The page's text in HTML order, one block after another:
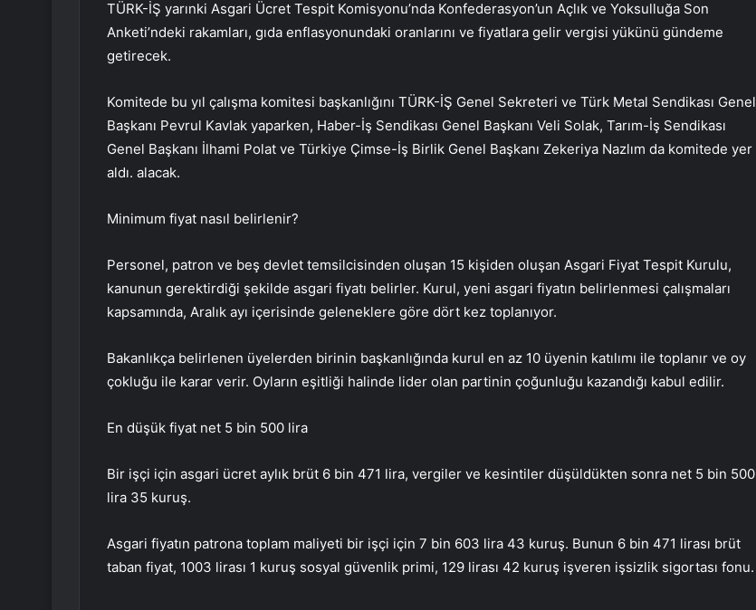
TÜRK-İŞ yarınki Asgari Ücret Tespit Komisyonu’nda Konfederasyon’un Açlık ve Yoksulluğa Son
Anketi’ndeki rakamları, gıda enflasyonundaki oranlarını ve fiyatlara gelir vergisi yükünü gündeme
getirecek.
Komitede bu yıl çalışma komitesi başkanlığını TÜRK-İŞ Genel Sekreteri ve Türk Metal Sendikası Genel
Başkanı Pevrul Kavlak yaparken, Haber-İş Sendikası Genel Başkanı Veli Solak, Tarım-İş Sendikası
Genel Başkanı İlhami Polat ve Türkiye Çimse-İş Birlik Genel Başkanı Zekeriya Nazlım da komitede yer
aldı. alacak.
Minimum fiyat nasıl belirlenir?
Personel, patron ve beş devlet temsilcisinden oluşan 15 kişiden oluşan Asgari Fiyat Tespit Kurulu,
kanunun gerektirdiği şekilde asgari fiyatı belirler. Kurul, yeni asgari fiyatın belirlenmesi çalışmaları
kapsamında, Aralık ayı içerisinde geleneklere göre dört kez toplanıyor.
Bakanlıkça belirlenen üyelerden birinin başkanlığında kurul en az 10 üyenin katılımı ile toplanır ve oy
çokluğu ile karar verir. Oyların eşitliği halinde lider olan partinin çoğunluğu kazandığı kabul edilir.
En düşük fiyat net 5 bin 500 lira
Bir işçi için asgari ücret aylık brüt 6 bin 471 lira, vergiler ve kesintiler düşüldükten sonra net 5 bin 500
lira 35 kuruş.
Asgari fiyatın patrona toplam maliyeti bir işçi için 7 bin 603 lira 43 kuruş. Bunun 6 bin 471 lirası brüt
taban fiyat, 1003 lirası 1 kuruş sosyal güvenlik primi, 129 lirası 42 kuruş işveren işsizlik sigortası fonu.